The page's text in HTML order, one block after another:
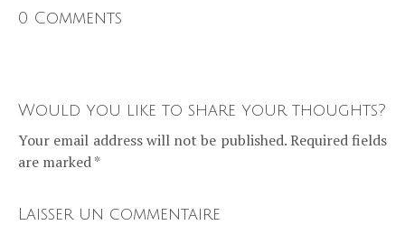
0 Comments
Would you like to share your thoughts?
Your email address will not be published. Required fields
are marked *
Laisser un commentaire